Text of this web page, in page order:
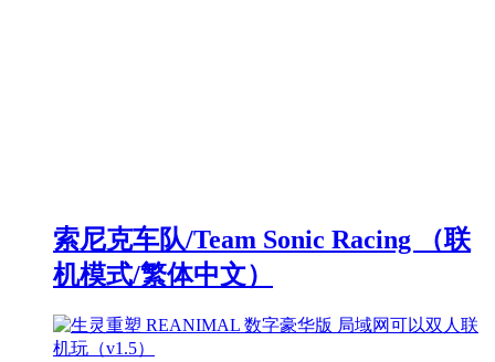
索尼克车队/Team Sonic Racing （联
机模式/繁体中文）